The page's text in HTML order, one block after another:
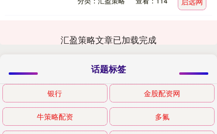
汇盈策略文章已加载完成
话题标签
银行 金股配资网
牛策略配资 多氟